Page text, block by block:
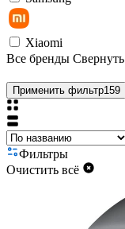
Xiaomi
Все бренды Свернуть
Применить фильтр159
Фильтры
Очистить всё